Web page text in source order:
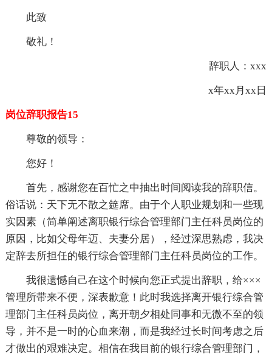
此致
敬礼！
辞职人：xxx
x年xx月xx日
岗位辞职报告15
尊敬的领导：
您好！
首先，感谢您在百忙之中抽出时间阅读我的辞职信。
俗话说：天下无不散之筵席。由于个人职业规划和一些现
实因素（简单阐述离职银行综合管理部门主任科员岗位的
原因，比如父母年迈、夫妻分居），经过深思熟虑，我决
定辞去所担任的银行综合管理部门主任科员岗位的工作。
我很遗憾自己在这个时候向您正式提出辞职，给×××
管理所带来不便，深表歉意！此时我选择离开银行综合管
理部门主任科员岗位，离开朝夕相处同事和无微不至的领
导，并不是一时的心血来潮，而是我经过长时间考虑之后
才做出的艰难决定。相信在我目前的银行综合管理部门，